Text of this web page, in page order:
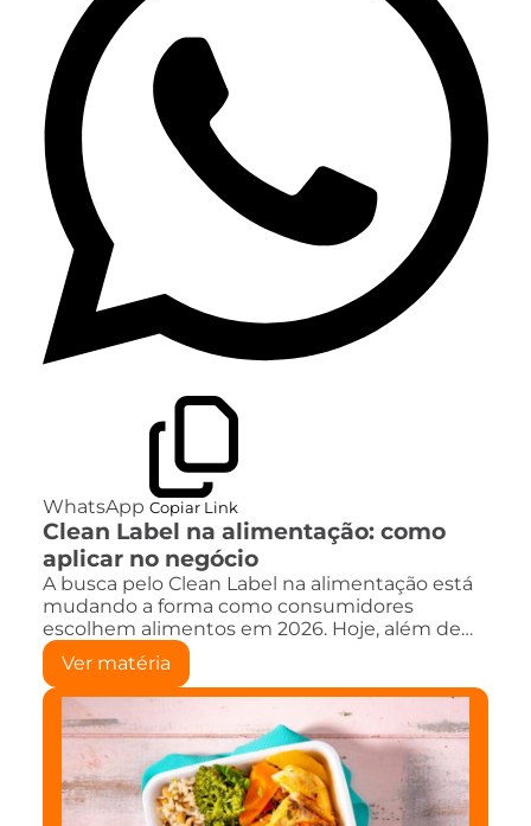
WhatsApp Copiar Link
Clean Label na alimentação: como
aplicar no negócio
A busca pelo Clean Label na alimentação está
mudando a forma como consumidores
escolhem alimentos em 2026. Hoje, além de…
Ver matéria